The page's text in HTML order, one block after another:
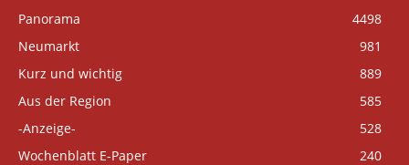
Panorama
4498
Neumarkt
981
Kurz und wichtig
889
Aus der Region
585
-Anzeige-
528
Wochenblatt E-Paper
240